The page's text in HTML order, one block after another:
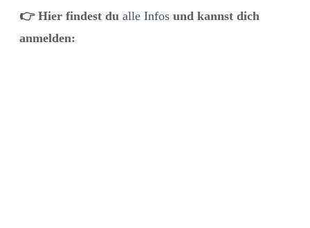
👉Hier findest du alle Infos und kannst dich
anmelden: